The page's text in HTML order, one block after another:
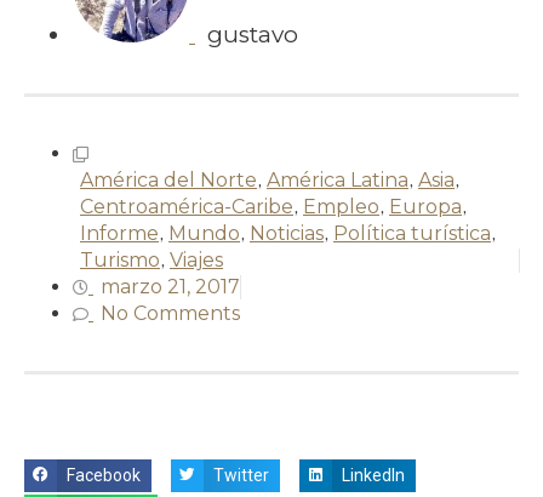
gustavo
América del Norte, América Latina, Asia,
Centroamérica-Caribe, Empleo, Europa,
Informe, Mundo, Noticias, Política turística,
Turismo, Viajes
marzo 21, 2017
No Comments
Facebook Twitter
LinkedIn